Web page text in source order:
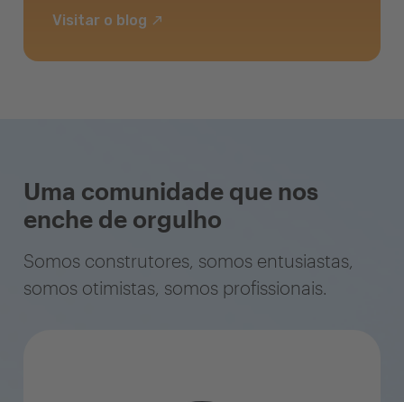
Visitar o blog
Uma comunidade que nos
enche de orgulho
Somos construtores, somos entusiastas,
somos otimistas, somos profissionais.